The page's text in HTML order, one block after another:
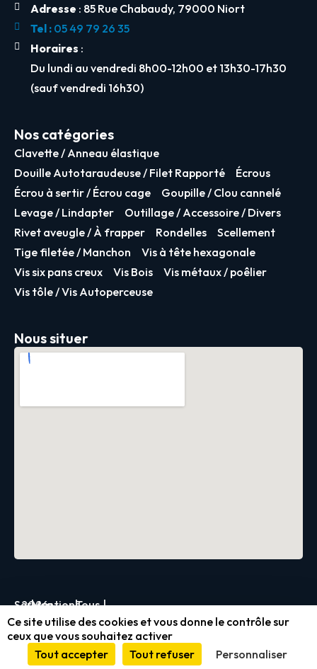
Adresse : 85 Rue Chabaudy, 79000 Niort
Tel :05 49 79 26 35
Horaires :
Du lundi au vendredi 8h00-12h00 et 13h30-17h30
(sauf vendredi 16h30)
Nos catégories
Clavette / Anneau élastique
Douille Autotaraudeuse / Filet Rapporté
Écrous
Écrou à sertir / Écrou cage
Goupille / Clou cannelé
Levage / Lindapter
Outillage / Accessoire / Divers
Rivet aveugle / À frapper
Rondelles
Scellement
Tige filetée / Manchon
Vis à tête hexagonale
Vis six pans creux
Vis Bois
Vis métaux / poêlier
Vis tôle / Vis Autoperceuse
Nous situer
Servica
2026
|Mentions
légales
et
conformité
|Tous
droits
réservés
|
Ce site utilise des cookies et vous donne le contrôle sur
ceux que vous souhaitez activer
Tout accepter
Tout refuser Personnaliser